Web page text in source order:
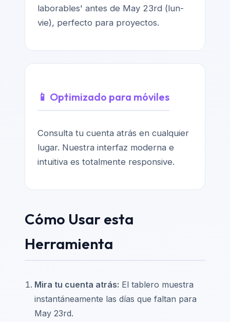
laborables' antes de May 23rd (lun-
vie), perfecto para proyectos.
📱 Optimizado para móviles
Consulta tu cuenta atrás en cualquier
lugar. Nuestra interfaz moderna e
intuitiva es totalmente responsive.
Cómo Usar esta
Herramienta
Mira tu cuenta atrás: El tablero muestra
instantáneamente las días que faltan para
May 23rd.